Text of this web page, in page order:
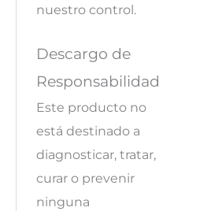
nuestro control.
Descargo de
Responsabilidad
Este producto no
está destinado a
diagnosticar, tratar,
curar o prevenir
ninguna